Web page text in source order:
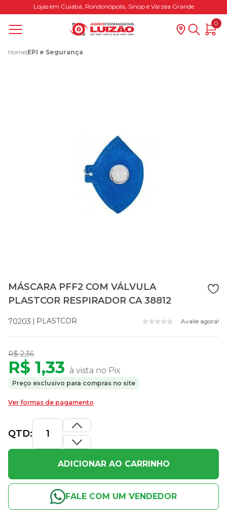
Lojas em Cuiabá, Rondonópolis, Sinop e Várzea Grande
0
Home|EPI e Segurança
MÁSCARA PFF2 COM VÁLVULA
PLASTCOR RESPIRADOR CA 38812
70203 PLASTCOR Avalie agora!
R$ 2,36
R$ 1,33 à vista no Pix
Preço exclusivo para compras no site
Ver formas de pagamento
QTD:
ADICIONAR AO CARRINHO
FALE COM UM VENDEDOR